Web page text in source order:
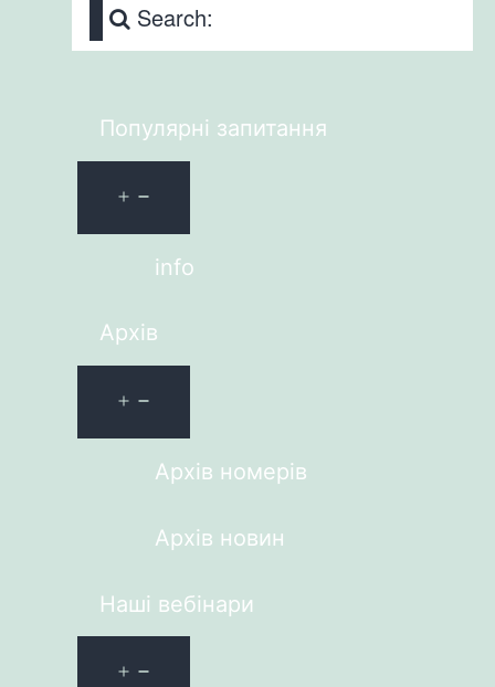
Search:
Популярні запитання
info
Архів
Архів номерів
Архів новин
Наші вебінари